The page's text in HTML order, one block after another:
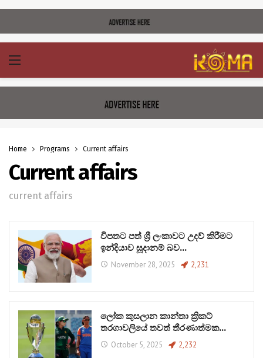
Home Programs Current affairs
Current affairs
current affairs
විපතට පත් ශ්‍රී ලංකාවට උදව් කිරීමට
ඉන්දියාව සූදානම් බව…
November 28, 2025 2,231
ලෝක කුසලාන කාන්තා ක්‍රිකට්
තරගාවලියේ තවත් තීරණාත්මක…
October 5, 2025 2,232